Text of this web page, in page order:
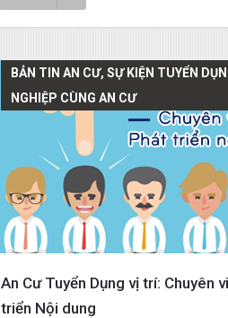
BẢN TIN AN CƯ, SỰ KIỆN TUYỂN
NGHIỆP CÙNG AN CƯ
An Cư Tuyển Dụng vị trí: Chuyên
triển Nội dung